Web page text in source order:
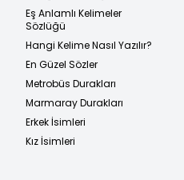
Eş Anlamlı Kelimeler
Sözlüğü
Hangi Kelime Nasıl Yazılır?
En Güzel Sözler
Metrobüs Durakları
Marmaray Durakları
Erkek İsimleri
Kız İsimleri